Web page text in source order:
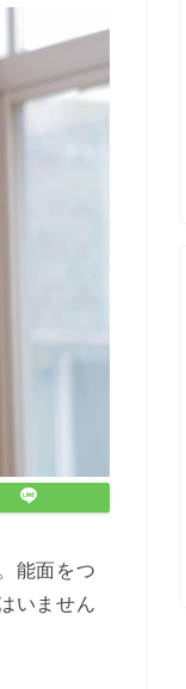
能面をつ
いません